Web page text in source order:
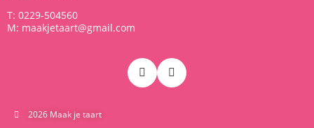
T: 0229-504560
M: maakjetaart@gmail.com
2026 Maak je taart